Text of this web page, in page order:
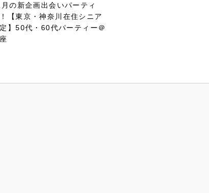
の新企画出会いパーティ
【東京・神奈川在住シニア
】50代・60代パーティー＠